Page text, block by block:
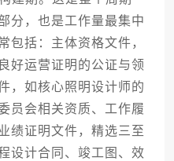
分，也是工作量最集中
包括：主体资格文件，
好运营证明的公证与领
，如核心照明设计师的
员会相关资质、工作履
绩证明文件，精选三至
设计合同、竣工图、效